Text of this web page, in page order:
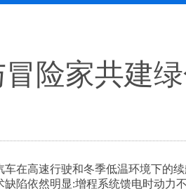
险家共建
在高速行驶和冬季低温环境下的续
陷依然明显:增程系统馈电时动力不